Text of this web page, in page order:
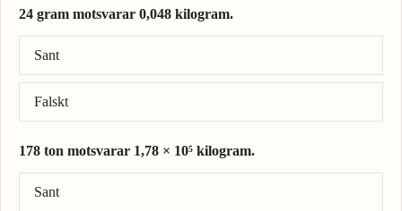
24 gram motsvarar 0,048 kilogram.
Sant
Falskt
Rätt svar: 24 gram = 0,024 kilogram.
178 ton motsvarar 1,78 × 10⁵ kilogram.
Sant
Rätt svar: 178 ton = 1,78 × 10⁵ kilogram.